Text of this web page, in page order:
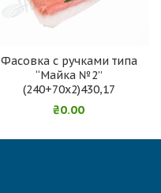
Фасовка с ручками типа
“Майка №2”
(240+70х2)430,17
₴0.00